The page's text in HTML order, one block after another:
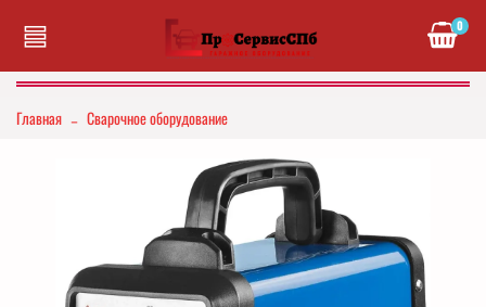
0
Главная Сварочное оборудование